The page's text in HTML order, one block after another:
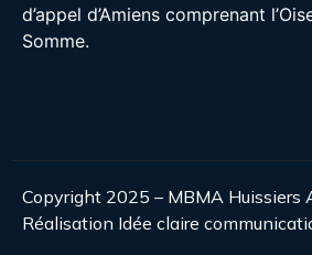
d’appel d’Amiens comprenant
Somme.
Copyright 2025 – MBMA Huissiers
Réalisation Idée claire